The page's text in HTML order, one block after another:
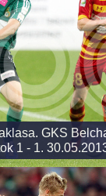
GKS
1 - 1.